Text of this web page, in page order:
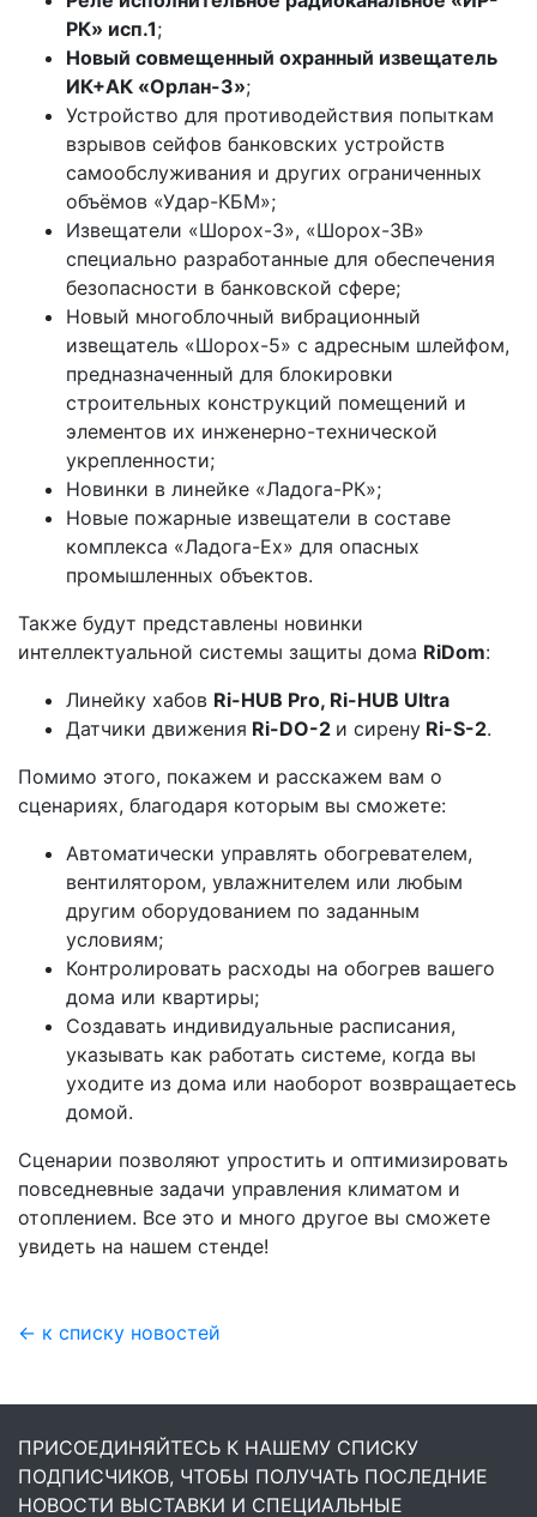
РК» исп.1;
Новый совмещенный охранный извещатель
ИК+АК «Орлан-3»;
Устройство для противодействия попыткам
взрывов сейфов банковских устройств
самообслуживания и других ограниченных
объёмов «Удар-КБМ»;
Извещатели «Шорох-3», «Шорох-3В»
специально разработанные для обеспечения
безопасности в банковской сфере;
Новый многоблочный вибрационный
извещатель «Шорох-5» с адресным шлейфом,
предназначенный для блокировки
строительных конструкций помещений и
элементов их инженерно-технической
укрепленности;
Новинки в линейке «Ладога-РК»;
Новые пожарные извещатели в составе
комплекса «Ладога-Ех» для опасных
промышленных объектов.
Также будут представлены новинки
интеллектуальной системы защиты дома RiDom:
Линейку хабов Ri-HUB Pro, Ri-HUB Ultra
Датчики движения Ri-DO-2 и сирену Ri-S-2.
Помимо этого, покажем и расскажем вам о
сценариях, благодаря которым вы сможете:
Автоматически управлять обогревателем,
вентилятором, увлажнителем или любым
другим оборудованием по заданным
условиям;
Контролировать расходы на обогрев вашего
дома или квартиры;
Создавать индивидуальные расписания,
указывать как работать системе, когда вы
уходите из дома или наоборот возвращаетесь
домой.
Сценарии позволяют упростить и оптимизировать
повседневные задачи управления климатом и
отоплением. Все это и много другое вы сможете
увидеть на нашем стенде!
← к списку новостей
ПРИСОЕДИНЯЙТЕСЬ К НАШЕМУ СПИСКУ
ПОДПИСЧИКОВ, ЧТОБЫ ПОЛУЧАТЬ ПОСЛЕДНИЕ
НОВОСТИ ВЫСТАВКИ И СПЕЦИАЛЬНЫЕ